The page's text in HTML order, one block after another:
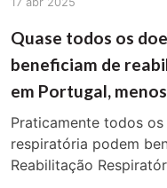
Quase todos os
beneficiam de
em Portugal,
Praticamente todos
respiratória podem
Reabilitação